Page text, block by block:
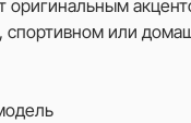
оригинальным
спортивном или